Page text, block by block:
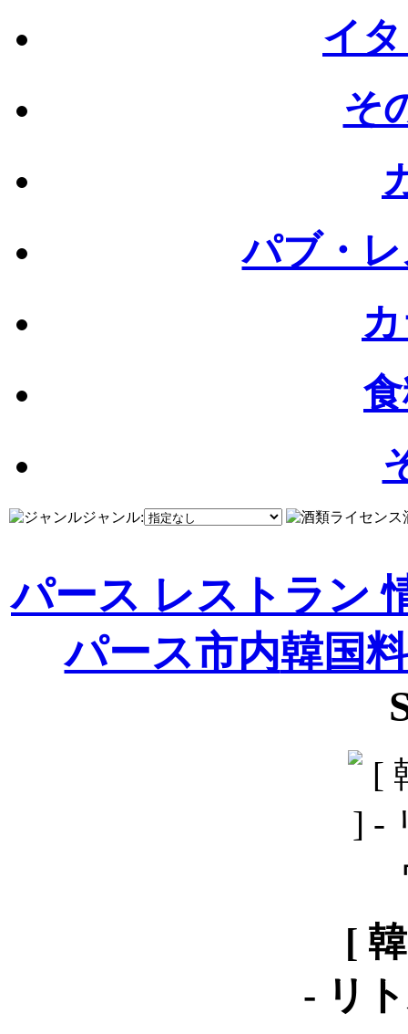
イ
そ
パブ・
ジャンル:
パース レストラン
パース市内韓国
[
- リ